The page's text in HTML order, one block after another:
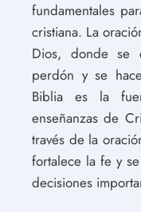
fundamentales
cristiana. La
Dios, donde se
perdón y se
Biblia es la
enseñanzas de
través de la
fortalece la fe y
decisiones